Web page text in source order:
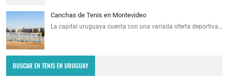
Canchas de Tenis en Montevideo
La capital uruguaya cuenta con una variada oferta deportiva…
BUSCAR EN TENIS EN URUGUAY